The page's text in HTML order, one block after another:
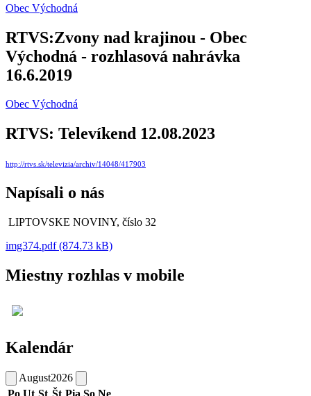
Obec Východná
RTVS:Zvony nad krajinou - Obec
Východná - rozhlasová nahrávka
16.6.2019
Obec Východná
RTVS: Televíkend 12.08.2023
http://rtvs.sk/televizia/archiv/14048/417903
Napísali o nás
LIPTOVSKE NOVINY, číslo 32
img374.pdf (874.73 kB)
Miestny rozhlas v mobile
Kalendár
August2026
Po Ut St Št Pia So Ne